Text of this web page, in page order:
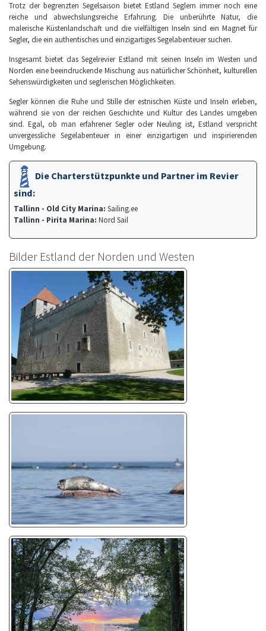
Trotz der begrenzten Segelsaison bietet Estland Seglern immer noch eine
reiche und abwechslungsreiche Erfahrung. Die unberührte Natur, die
malerische Küstenlandschaft und die vielfältigen Inseln sind ein Magnet für
Segler, die ein authentisches und einzigartiges Segelabenteuer suchen.
Insgesamt bietet das Segelrevier Estland mit seinen Inseln im Westen und
Norden eine beeindruckende Mischung aus natürlicher Schönheit, kulturellen
Sehenswürdigkeiten und seglerischen Möglichkeiten.
Segler können die Ruhe und Stille der estnischen Küste und Inseln erleben,
während sie von der reichen Geschichte und Kultur des Landes umgeben
sind. Egal, ob man erfahrener Segler oder Neuling ist, Estland verspricht
unvergessliche Segelabenteuer in einer einzigartigen und inspirierenden
Umgebung.
Die Charterstützpunkte und Partner im Revier
sind:
Tallinn - Old City Marina: Sailing.ee
Tallinn - Pirita Marina: Nord Sail
Bilder Estland der Norden und Westen